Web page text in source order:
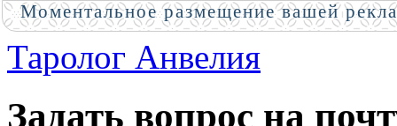
Таролог Анвелия
Задать вопрос на
Моментальное размещение вашей